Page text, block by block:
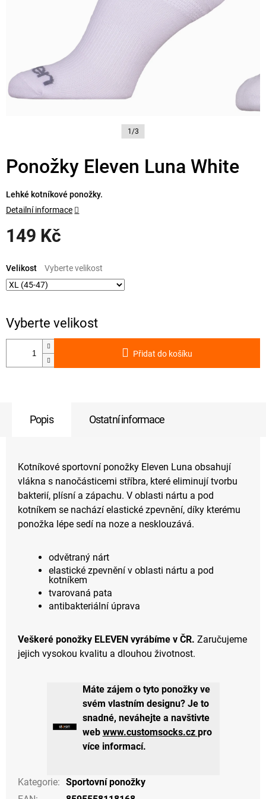
1/3
Ponožky Eleven Luna White
149 Kč
cena:
Velikost
Přidat do košíku
Lehké kotníkové ponožky.
Detailní informace
Popis Ostatní informace
Kotníkové sportovní ponožky Eleven Luna obsahují
vlákna s nanočásticemi stříbra, které eliminují tvorbu
bakterií, plísní a zápachu. V oblasti nártu a pod
kotníkem se nachází elastické zpevnění, díky kterému
ponožka lépe sedí na noze a nesklouzává.
odvětraný nárt
elastické zpevnění v oblasti nártu a pod
kotníkem
tvarovaná pata
antibakteriální úprava
Veškeré ponožky ELEVEN vyrábíme v ČR. Zaručujeme
jejich vysokou kvalitu a dlouhou životnost.
Máte zájem o tyto ponožky ve
svém vlastním designu? Je to
snadné, neváhejte a navštivte
web www.customsocks.cz pro
více informací.
Kategorie: Sportovní ponožky